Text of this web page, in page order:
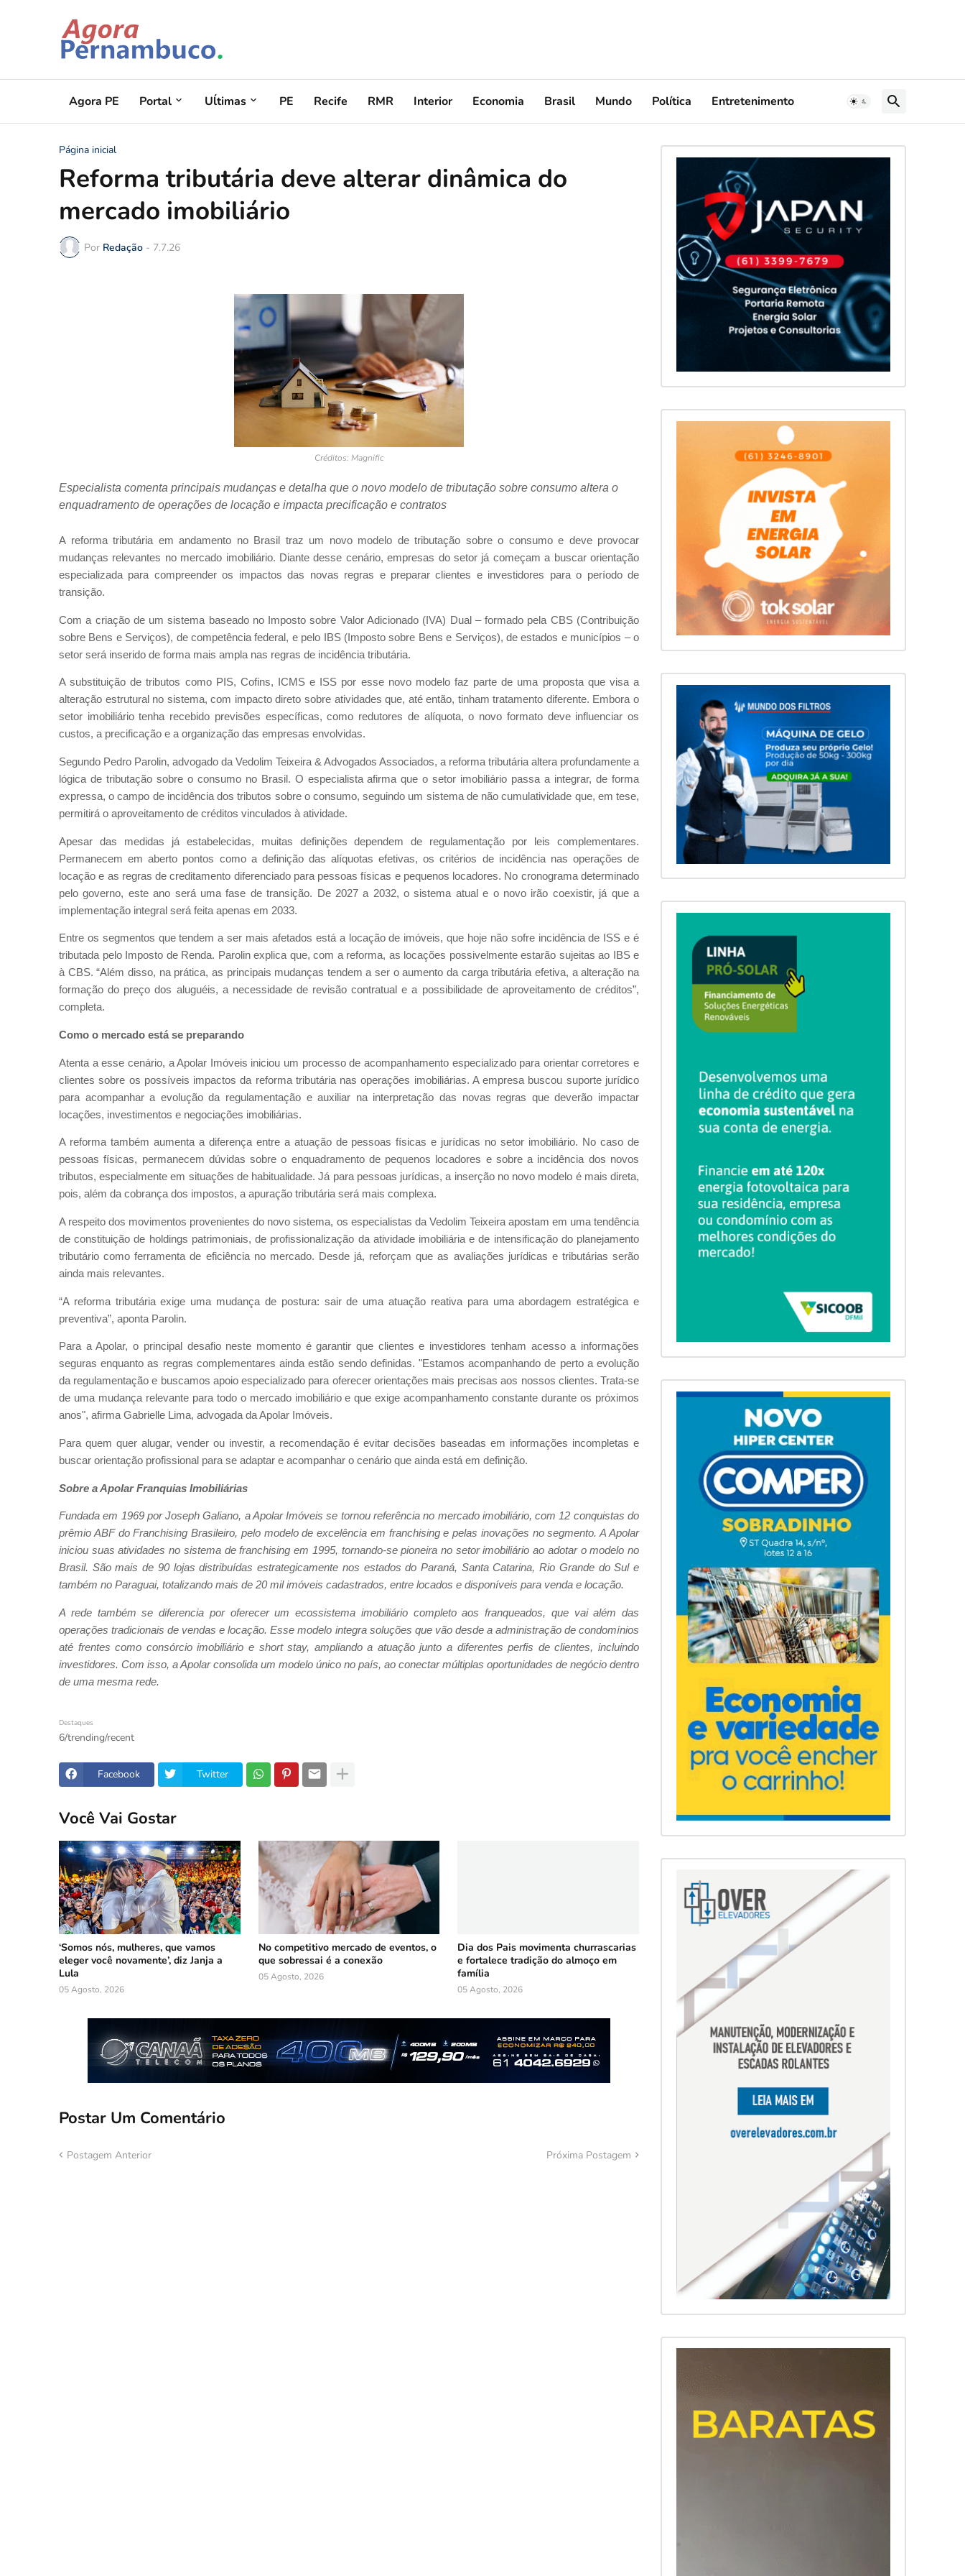
Agora PE Portal Uĺtimas PE Recife RMR Interior Economia Brasil Mundo Política Entretenimento
Página inicial
Reforma tributária deve alterar dinâmica do
mercado imobiliário
Por Redação - 7.7.26
Créditos: Magnific
Especialista comenta principais mudanças e detalha que o novo modelo de tributação sobre consumo altera o
enquadramento de operações de locação e impacta precificação e contratos
A reforma tributária em andamento no Brasil traz um novo modelo de tributação sobre o consumo e deve provocar
mudanças relevantes no mercado imobiliário. Diante desse cenário, empresas do setor já começam a buscar orientação
especializada para compreender os impactos das novas regras e preparar clientes e investidores para o período de
transição.
Com a criação de um sistema baseado no Imposto sobre Valor Adicionado (IVA) Dual – formado pela CBS (Contribuição
sobre Bens e Serviços), de competência federal, e pelo IBS (Imposto sobre Bens e Serviços), de estados e municípios – o
setor será inserido de forma mais ampla nas regras de incidência tributária.
A substituição de tributos como PIS, Cofins, ICMS e ISS por esse novo modelo faz parte de uma proposta que visa a
alteração estrutural no sistema, com impacto direto sobre atividades que, até então, tinham tratamento diferente. Embora o
setor imobiliário tenha recebido previsões específicas, como redutores de alíquota, o novo formato deve influenciar os
custos, a precificação e a organização das empresas envolvidas.
Segundo Pedro Parolin, advogado da Vedolim Teixeira & Advogados Associados, a reforma tributária altera profundamente a
lógica de tributação sobre o consumo no Brasil. O especialista afirma que o setor imobiliário passa a integrar, de forma
expressa, o campo de incidência dos tributos sobre o consumo, seguindo um sistema de não cumulatividade que, em tese,
permitirá o aproveitamento de créditos vinculados à atividade.
Apesar das medidas já estabelecidas, muitas definições dependem de regulamentação por leis complementares.
Permanecem em aberto pontos como a definição das alíquotas efetivas, os critérios de incidência nas operações de
locação e as regras de creditamento diferenciado para pessoas físicas e pequenos locadores. No cronograma determinado
pelo governo, este ano será uma fase de transição. De 2027 a 2032, o sistema atual e o novo irão coexistir, já que a
implementação integral será feita apenas em 2033.
Entre os segmentos que tendem a ser mais afetados está a locação de imóveis, que hoje não sofre incidência de ISS e é
tributada pelo Imposto de Renda. Parolin explica que, com a reforma, as locações possivelmente estarão sujeitas ao IBS e
à CBS. “Além disso, na prática, as principais mudanças tendem a ser o aumento da carga tributária efetiva, a alteração na
formação do preço dos aluguéis, a necessidade de revisão contratual e a possibilidade de aproveitamento de créditos”,
completa.
Como o mercado está se preparando
Atenta a esse cenário, a Apolar Imóveis iniciou um processo de acompanhamento especializado para orientar corretores e
clientes sobre os possíveis impactos da reforma tributária nas operações imobiliárias. A empresa buscou suporte jurídico
para acompanhar a evolução da regulamentação e auxiliar na interpretação das novas regras que deverão impactar
locações, investimentos e negociações imobiliárias.
A reforma também aumenta a diferença entre a atuação de pessoas físicas e jurídicas no setor imobiliário. No caso de
pessoas físicas, permanecem dúvidas sobre o enquadramento de pequenos locadores e sobre a incidência dos novos
tributos, especialmente em situações de habitualidade. Já para pessoas jurídicas, a inserção no novo modelo é mais direta,
pois, além da cobrança dos impostos, a apuração tributária será mais complexa.
A respeito dos movimentos provenientes do novo sistema, os especialistas da Vedolim Teixeira apostam em uma tendência
de constituição de holdings patrimoniais, de profissionalização da atividade imobiliária e de intensificação do planejamento
tributário como ferramenta de eficiência no mercado. Desde já, reforçam que as avaliações jurídicas e tributárias serão
ainda mais relevantes.
“A reforma tributária exige uma mudança de postura: sair de uma atuação reativa para uma abordagem estratégica e
preventiva”, aponta Parolin.
Para a Apolar, o principal desafio neste momento é garantir que clientes e investidores tenham acesso a informações
seguras enquanto as regras complementares ainda estão sendo definidas. "Estamos acompanhando de perto a evolução
da regulamentação e buscamos apoio especializado para oferecer orientações mais precisas aos nossos clientes. Trata-se
de uma mudança relevante para todo o mercado imobiliário e que exige acompanhamento constante durante os próximos
anos", afirma Gabrielle Lima, advogada da Apolar Imóveis.
Para quem quer alugar, vender ou investir, a recomendação é evitar decisões baseadas em informações incompletas e
buscar orientação profissional para se adaptar e acompanhar o cenário que ainda está em definição.
Sobre a Apolar Franquias Imobiliárias
Fundada em 1969 por Joseph Galiano, a Apolar Imóveis se tornou referência no mercado imobiliário, com 12 conquistas do
prêmio ABF do Franchising Brasileiro, pelo modelo de excelência em franchising e pelas inovações no segmento. A Apolar
iniciou suas atividades no sistema de franchising em 1995, tornando-se pioneira no setor imobiliário ao adotar o modelo no
Brasil. São mais de 90 lojas distribuídas estrategicamente nos estados do Paraná, Santa Catarina, Rio Grande do Sul e
também no Paraguai, totalizando mais de 20 mil imóveis cadastrados, entre locados e disponíveis para venda e locação.
A rede também se diferencia por oferecer um ecossistema imobiliário completo aos franqueados, que vai além das
operações tradicionais de vendas e locação. Esse modelo integra soluções que vão desde a administração de condomínios
até frentes como consórcio imobiliário e short stay, ampliando a atuação junto a diferentes perfis de clientes, incluindo
investidores. Com isso, a Apolar consolida um modelo único no país, ao conectar múltiplas oportunidades de negócio dentro
de uma mesma rede.
Destaques
6/trending/recent
Facebook Twitter
Você Vai Gostar
‘Somos nós, mulheres, que vamos
eleger você novamente’, diz Janja a
Lula
05 Agosto, 2026
No competitivo mercado de eventos, o
que sobressai é a conexão
05 Agosto, 2026
Dia dos Pais movimenta churrascarias
e fortalece tradição do almoço em
família
05 Agosto, 2026
Postar Um Comentário
Postagem Anterior Próxima Postagem